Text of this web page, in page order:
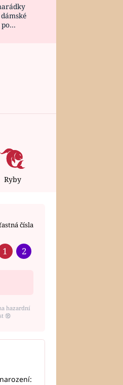
Ryby
čísla
1 2
hazardní
⑱